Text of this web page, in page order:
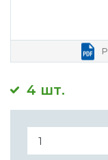
4 шт.